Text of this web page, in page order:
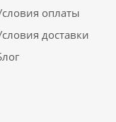
оплаты
доставки